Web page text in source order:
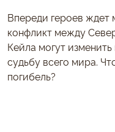
Впереди героев ждет
конфликт между
Кейла могут
судьбу всего мира.
погибель?